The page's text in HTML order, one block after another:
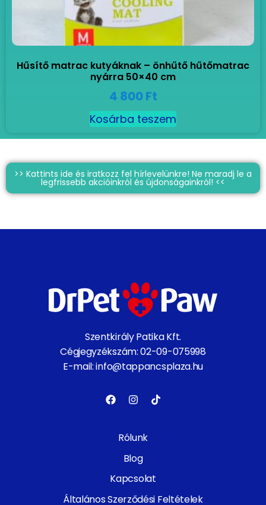
Hűsítő matrac kutyáknak – önhűtő hűtőmatrac
nyárra 50×40 cm
4 800Ft
Kosárba teszem
>> Kattints ide és iratkozz fel hírlevelünkre! Ne maradj le a
legfrissebb akcióinkról és újdonságainkról! <<
Szentkirály Patika Kft.
Cégjegyzékszám: 02-09-075998
E-mail: info@tappancsplaza.hu
Rólunk
Blog
Kapcsolat
Általános Szerződési Feltételek